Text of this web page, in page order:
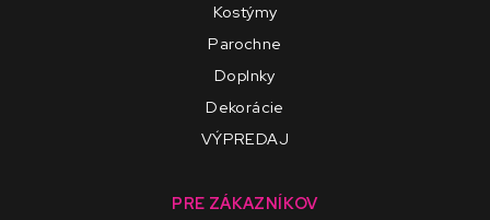
Kostýmy
Parochne
Doplnky
Dekorácie
VÝPREDAJ
PRE ZÁKAZNÍKOV